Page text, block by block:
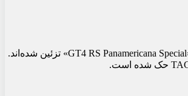
در داخل خودرو نیز نکات خاصی دیده می شود. پورشه با استفاده از دوخت در رنگ های سبز، سفید و قرمز، پرچم مکزیک را تداعی می‌کند. رکاب‌های درها با متن «GT4 RS Panamericana Special» تزئین شده‌اند.